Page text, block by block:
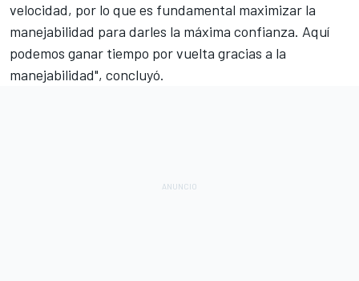
velocidad, por lo que es fundamental maximizar la
manejabilidad para darles la máxima confianza. Aquí
podemos ganar tiempo por vuelta gracias a la
manejabilidad", concluyó.